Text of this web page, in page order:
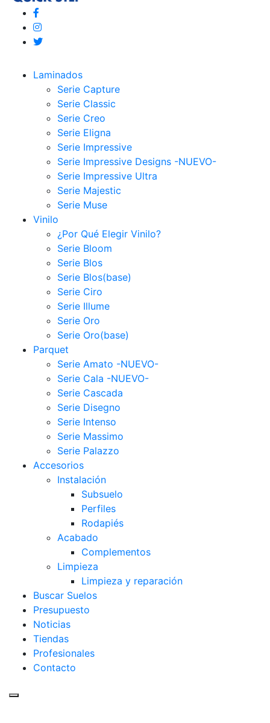
Laminados
Serie Capture
Serie Classic
Serie Creo
Serie Eligna
Serie Impressive
Serie Impressive Designs -NUEVO-
Serie Impressive Ultra
Serie Majestic
Serie Muse
Vinilo
¿Por Qué Elegir Vinilo?
Serie Bloom
Serie Blos
Serie Blos(base)
Serie Ciro
Serie Illume
Serie Oro
Serie Oro(base)
Parquet
Serie Amato -NUEVO-
Serie Cala -NUEVO-
Serie Cascada
Serie Disegno
Serie Intenso
Serie Massimo
Serie Palazzo
Accesorios
Instalación
Subsuelo
Perfiles
Rodapiés
Acabado
Complementos
Limpieza
Limpieza y reparación
Buscar Suelos
Presupuesto
Noticias
Tiendas
Profesionales
Contacto